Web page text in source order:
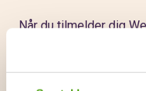
Når du tilmelder dig
til særlige
advarsler om